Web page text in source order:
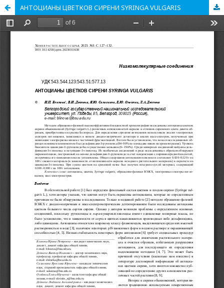
АНТОЦИАНЫ ЦВЕТКОВ СИРЕНИ SYRINGA VULGARIS